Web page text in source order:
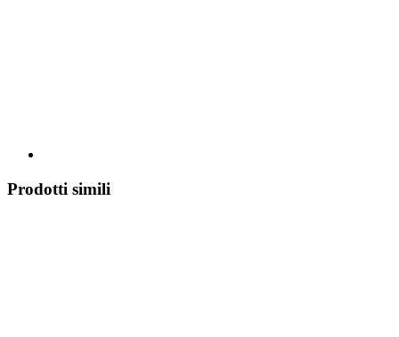
Prodotti simili